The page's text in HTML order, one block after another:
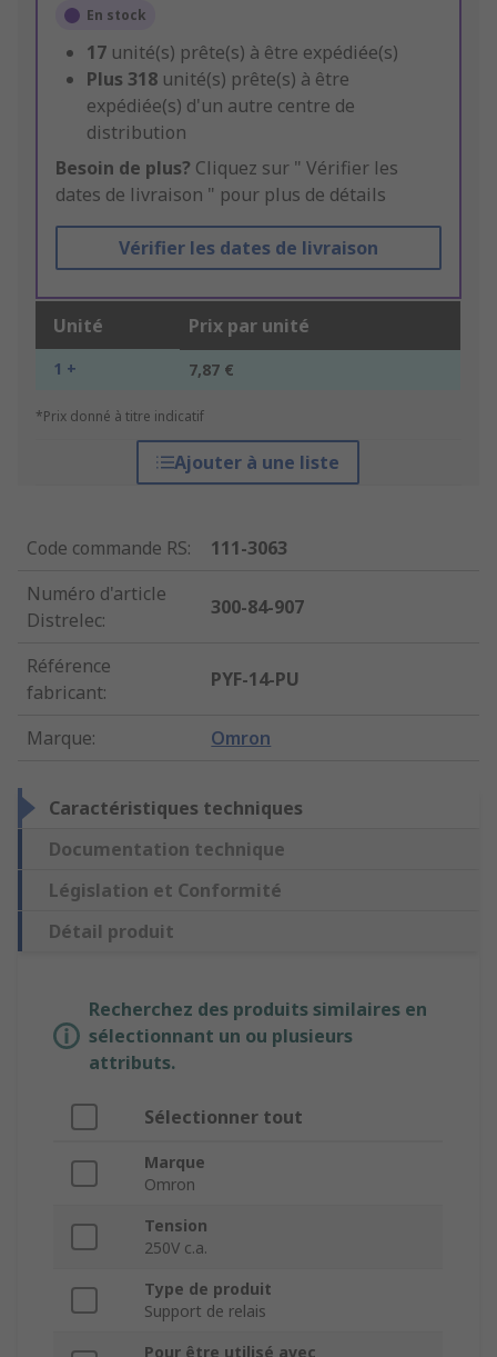
En stock
17 unité(s) prête(s) à être expédiée(s)
Plus 318 unité(s) prête(s) à être
expédiée(s) d'un autre centre de
distribution
Besoin de plus? Cliquez sur " Vérifier les
dates de livraison " pour plus de détails
Vérifier les dates de livraison
Unité Prix par unité
1 + 7,87 €
*Prix donné à titre indicatif
Ajouter à une liste
Code commande RS:
111-3063
Numéro d'article
Distrelec:
300-84-907
Référence
fabricant:
PYF-14-PU
Marque: Omron
Caractéristiques techniques
Documentation technique
Législation et Conformité
Détail produit
Recherchez des produits similaires en
sélectionnant un ou plusieurs
attributs.
Sélectionner tout
Marque
Omron
Tension
250V c.a.
Type de produit
Support de relais
Pour être utilisé avec